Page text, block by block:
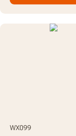
WX099